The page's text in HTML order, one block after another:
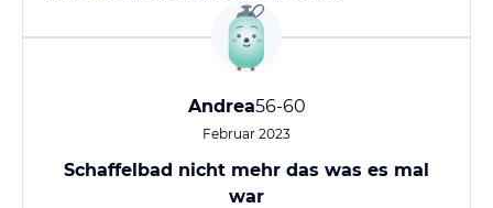
Andrea56-60
Februar 2023
Schaffelbad nicht mehr das was es mal
war